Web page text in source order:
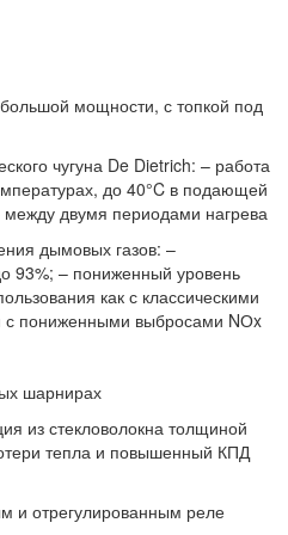
мощности, с топкой под
чугуна De Dietrich: – работа
до 40°C в подающей
двумя периодами нагрева
дымовых газов: –
93%; – пониженный уровень
как с классическими
с пониженными выбросами NОx
шарнирах
из стекловолокна толщиной
тепла и повышенный КПД
и отрегулированным реле